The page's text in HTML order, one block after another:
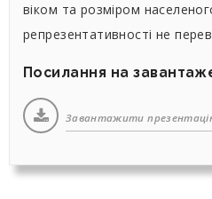
віком та розміром
репрезентативності не
Посилання на
Завантажити